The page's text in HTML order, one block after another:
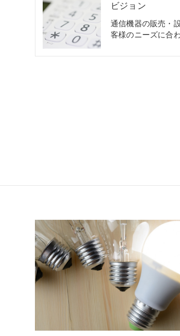
ビジョン
通信機器の販売・
客様のニーズに合